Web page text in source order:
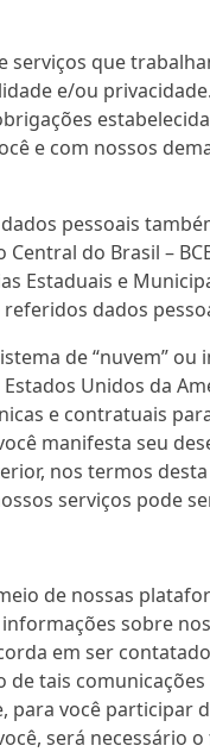
que
e/ou
e com nossos
pessoais
do Brasil –
Estaduais e
dados
de “nuvem”
Unidos da
e contratuais
manifesta seu
nos termos
serviços pode
de nossas
sobre
em ser
tais comunicações
para você participar
será necessário